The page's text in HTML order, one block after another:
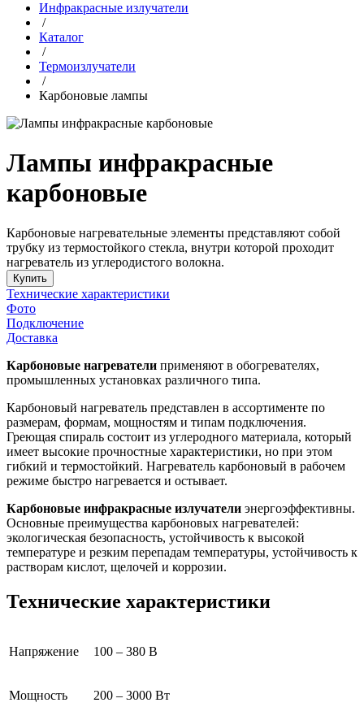
Инфракрасные излучатели
/
Каталог
/
Термоизлучатели
/
Карбоновые лампы
Лампы инфракрасные
карбоновые
Карбоновые нагревательные элементы представляют собой
трубку из термостойкого стекла, внутри которой проходит
нагреватель из углеродистого волокна.
Купить
Технические характеристики
Фото
Подключение
Доставка
Карбоновые нагреватели применяют в обогревателях,
промышленных установках различного типа.
Карбоновый нагреватель представлен в ассортименте по
размерам, формам, мощностям и типам подключения.
Греющая спираль состоит из углеродного материала, который
имеет высокие прочностные характеристики, но при этом
гибкий и термостойкий. Нагреватель карбоновый в рабочем
режиме быстро нагревается и остывает.
Карбоновые инфракрасные излучатели энергоэффективны.
Основные преимущества карбоновых нагревателей:
экологическая безопасность, устойчивость к высокой
температуре и резким перепадам температуры, устойчивость к
растворам кислот, щелочей и коррозии.
Технические характеристики
Напряжение 100 – 380 В
Мощность 200 – 3000 Вт